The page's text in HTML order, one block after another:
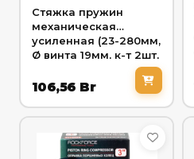
Стяжка пружин
механическая
усиленная (23-280мм,
Ø винта 19мм, к-т 2шт,
нагр. на пару 1200кг)
106,56 Br